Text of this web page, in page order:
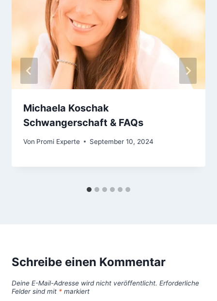
Michaela Koschak
Schwangerschaft & FAQs
Von Promi Experte September 10, 2024
Schreibe einen Kommentar
Deine E-Mail-Adresse wird nicht veröffentlicht. Erforderliche
Felder sind mit * markiert